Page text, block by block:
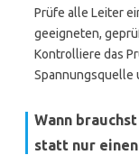
Prüfe alle Leiter
geeigneten,
Kontrolliere das
Spannungsquelle
Wann
statt nur